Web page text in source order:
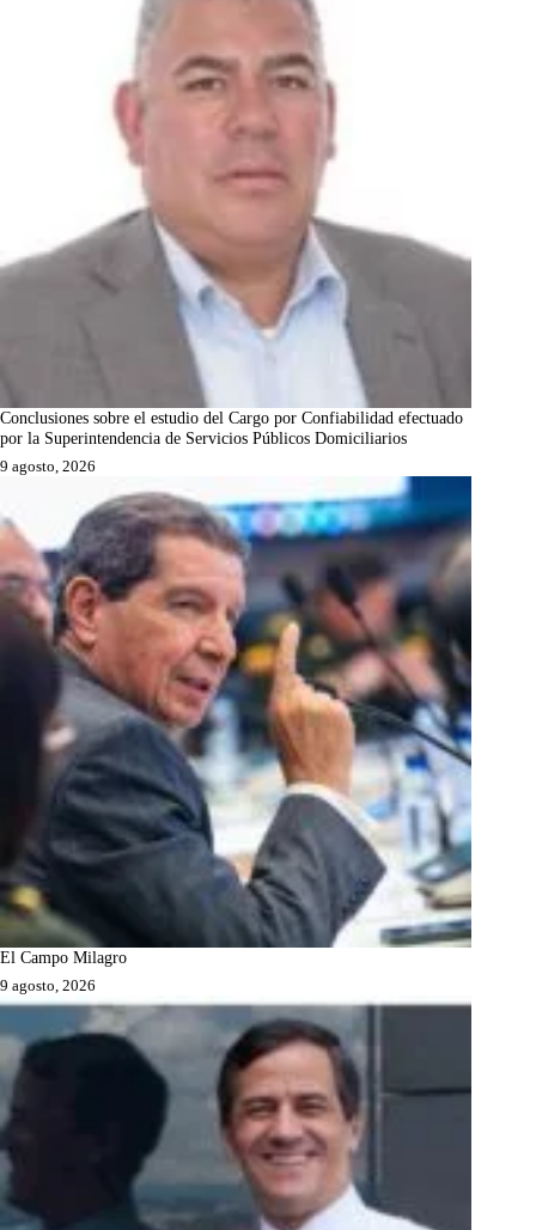
Conclusiones sobre el estudio del Cargo por Confiabilidad efectuado
por la Superintendencia de Servicios Públicos Domiciliarios
9 agosto, 2026
El Campo Milagro
9 agosto, 2026